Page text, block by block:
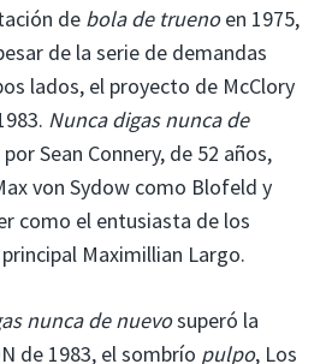
de bola de truenoen 1975,
de la serie de demandas
lados, el proyecto de McClory
Nunca digas nunca de
Sean Connery, de 52 años,
von Sydow como Blofeld y
como el entusiasta de los
Maximillian Largo.
nunca de nuevosuperó la
de 1983, el sombrío pulpo, Los